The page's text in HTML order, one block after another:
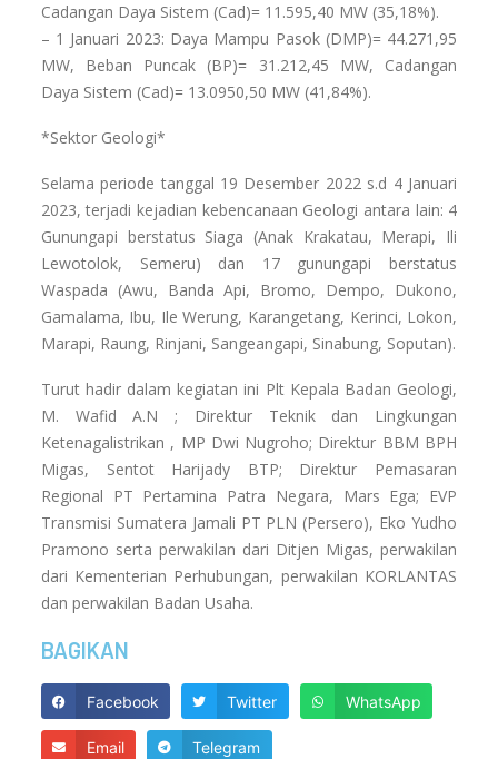
Cadangan Daya Sistem (Cad)= 11.595,40 MW (35,18%).
– 1 Januari 2023: Daya Mampu Pasok (DMP)= 44.271,95
MW, Beban Puncak (BP)= 31.212,45 MW, Cadangan
Daya Sistem (Cad)= 13.0950,50 MW (41,84%).
*Sektor Geologi*
Selama periode tanggal 19 Desember 2022 s.d 4 Januari
2023, terjadi kejadian kebencanaan Geologi antara lain: 4
Gunungapi berstatus Siaga (Anak Krakatau, Merapi, Ili
Lewotolok, Semeru) dan 17 gunungapi berstatus
Waspada (Awu, Banda Api, Bromo, Dempo, Dukono,
Gamalama, Ibu, Ile Werung, Karangetang, Kerinci, Lokon,
Marapi, Raung, Rinjani, Sangeangapi, Sinabung, Soputan).
Turut hadir dalam kegiatan ini Plt Kepala Badan Geologi,
M. Wafid A.N ; Direktur Teknik dan Lingkungan
Ketenagalistrikan , MP Dwi Nugroho; Direktur BBM BPH
Migas, Sentot Harijady BTP; Direktur Pemasaran
Regional PT Pertamina Patra Negara, Mars Ega; EVP
Transmisi Sumatera Jamali PT PLN (Persero), Eko Yudho
Pramono serta perwakilan dari Ditjen Migas, perwakilan
dari Kementerian Perhubungan, perwakilan KORLANTAS
dan perwakilan Badan Usaha.
BAGIKAN
Facebook Twitter WhatsApp
Email Telegram